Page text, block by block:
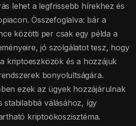
lehet a legfrissebb hírekhez és
Összefoglalva: bár a
közötti per csak egy példa a
jó szolgálatot tesz, hogy
kriptoeszközök és a hozzájuk
bonyolultságára.
ezek az ügyek hozzájárulnak
stabilabbá válásához, így
kriptoökoszisztéma.